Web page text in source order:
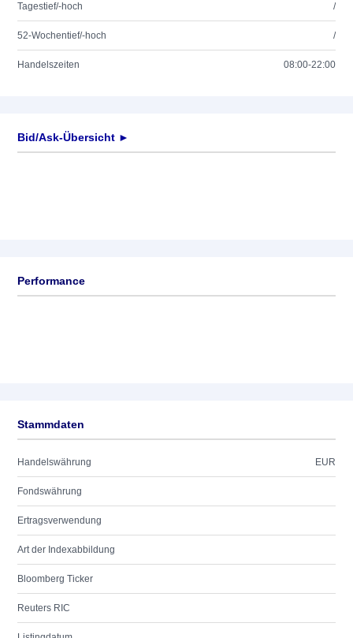
Tagestief/-hoch /
52-Wochentief/-hoch /
Handelszeiten 08:00-22:00
Bid/Ask-Übersicht ►
Performance
Stammdaten
Handelswährung EUR
Fondswährung
Ertragsverwendung
Art der Indexabbildung
Bloomberg Ticker
Reuters RIC